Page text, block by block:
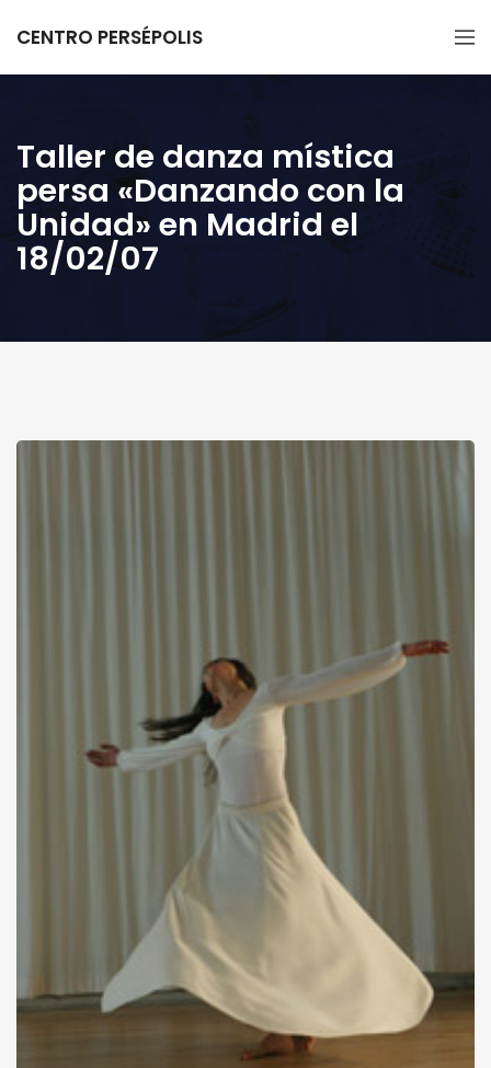
CENTRO PERSÉPOLIS
Taller de danza mística
persa «Danzando con la
Unidad» en Madrid el
18/02/07